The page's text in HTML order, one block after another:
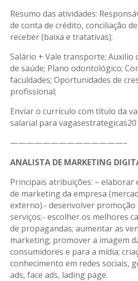
Resumo das atividades:
de conta de crédito, conciliação
receber (baixa e tratativas);
Salário + Vale transporte; Auxilio
de saúde; Plano odontológico;
faculdades; Oportunidades de
profissional;
Enviar o currículo com título da
salarial para
——————————————–
ANALISTA DE MARKETING
Principais atribuições: – elaborar
de marketing da empresa
externo).- desenvolver
serviços;- escolher os melhores
de propagandas; aumentar as
marketing; promover a imagem
consumidores e para a mídia;
conhecimento em redes sociais,
ads, face ads, lading page.